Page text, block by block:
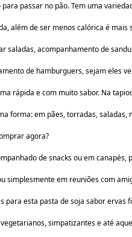
para passar no pão. Tem uma
além de ser menos calórica é mais
saladas, acompanhamento de
de hamburguers, sejam eles
rápida e com muito sabor. Na
forma: em pães, torradas,
agora?
de snacks ou em canapés,
simplesmente em reuniões com
para esta pasta de soja sabor ervas
simpatizantes e até